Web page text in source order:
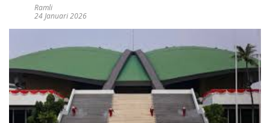
Ramli
24 Januari 2026